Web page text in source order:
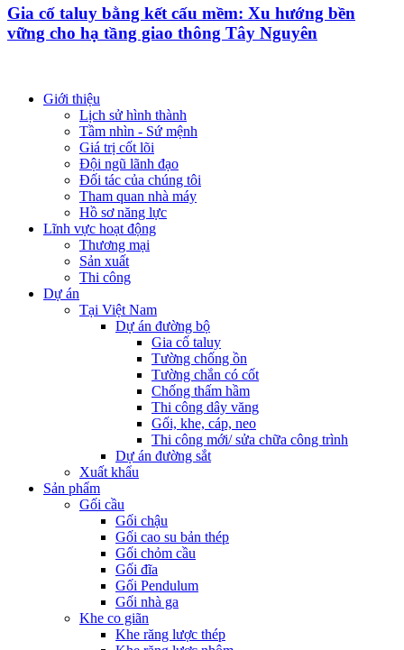
Gia cố taluy bằng kết cấu mềm: Xu hướng bền
vững cho hạ tầng giao thông Tây Nguyên
Giới thiệu
Lịch sử hình thành
Tầm nhìn - Sứ mệnh
Giá trị cốt lõi
Đội ngũ lãnh đạo
Đối tác của chúng tôi
Tham quan nhà máy
Hồ sơ năng lực
Lĩnh vực hoạt động
Thương mại
Sản xuất
Thi công
Dự án
Tại Việt Nam
Dự án đường bộ
Gia cố taluy
Tường chống ồn
Tường chắn có cốt
Chống thấm hầm
Thi công dây văng
Gối, khe, cáp, neo
Thi công mới/ sửa chữa công trình
Dự án đường sắt
Xuất khẩu
Sản phẩm
Gối cầu
Gối chậu
Gối cao su bản thép
Gối chỏm cầu
Gối đĩa
Gối Pendulum
Gối nhà ga
Khe co giãn
Khe răng lược thép